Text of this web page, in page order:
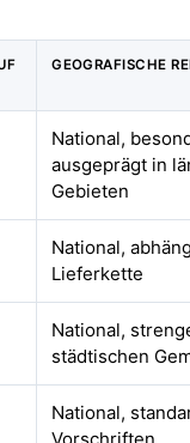
GEOGRAFISCHE
National,
ausgeprägt in
Gebieten
National,
Lieferkette
National,
städtischen
National,